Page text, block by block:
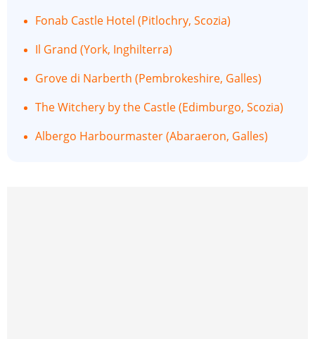
Fonab Castle Hotel (Pitlochry, Scozia)
Il Grand (York, Inghilterra)
Grove di Narberth (Pembrokeshire, Galles)
The Witchery by the Castle (Edimburgo, Scozia)
Albergo Harbourmaster (Abaraeron, Galles)